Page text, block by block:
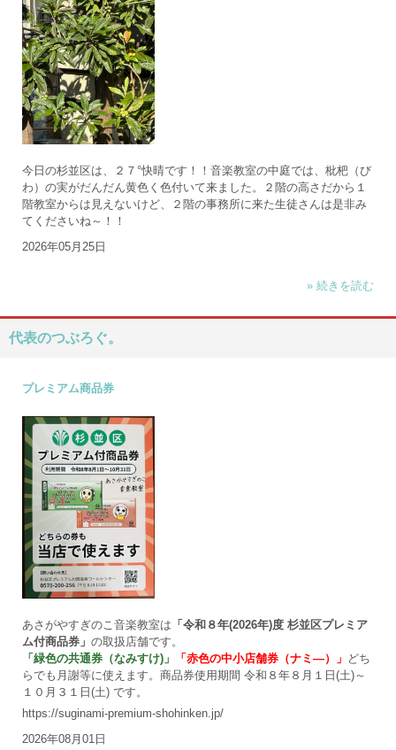
今日の杉並区は、２７°快晴です！！音楽教室の中庭では、枇杷（び
わ）の実がだんだん黄色く色付いて来ました。２階の高さだから１
階教室からは見えないけど、２階の事務所に来た生徒さんは是非み
てくださいね～！！
2026年05月25日
» 続きを読む
代表のつぶろぐ。
プレミアム商品券
あさがやすぎのこ音楽教室は 「令和８年(2026年)度 杉並区プレミア
ム付商品券」 の取扱店舗です。
「緑色の共通券（なみすけ)」
「赤色の中小店舗券（ナミ―）」 どち
らでも月謝等に使えます。商品券使用期間 令和８年８月１日(土)～
１０月３１日(土) です。
https://suginami-premium-shohinken.jp/
2026年08月01日